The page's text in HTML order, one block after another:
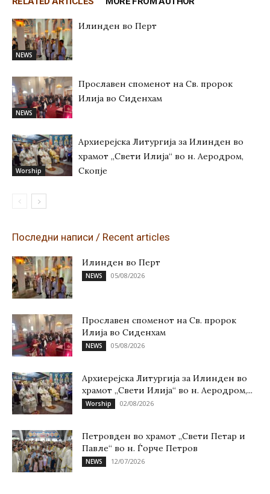
NEWS
Илинден во Перт
NEWS
Прославен споменот на Св. пророк
Илија во Сиденхам
Worship
Архиерејска Литургија за Илинден во
храмот „Свети Илија“ во н. Аеродром,
Скопје
Последни написи / Recent articles
Илинден во Перт
NEWS 05/08/2026
Прославен споменот на Св. пророк
Илија во Сиденхам
NEWS 05/08/2026
Архиерејска Литургија за Илинден во
храмот „Свети Илија“ во н. Аеродром,...
Worship 02/08/2026
Петровден во храмот „Свети Петар и
Павле“ во н. Ѓорче Петров
NEWS 12/07/2026